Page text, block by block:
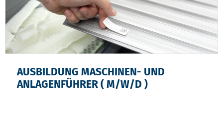
AUSBILDUNG MASCHINEN- UND
ANLAGENFÜHRER ( M/W/D )